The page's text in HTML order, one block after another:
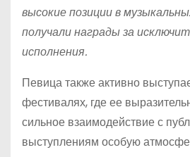
высокие позиции в
получали награды за
исполнения.
Певица также активно
фестивалях, где ее
сильное взаимодействие с
выступлениям особую